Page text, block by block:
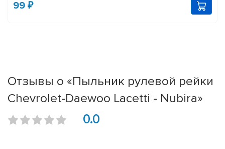
99 ₽
Отзывы о «Пыльник рулевой рейки
Chevrolet-Daewoo Lacetti - Nubira»
0.0